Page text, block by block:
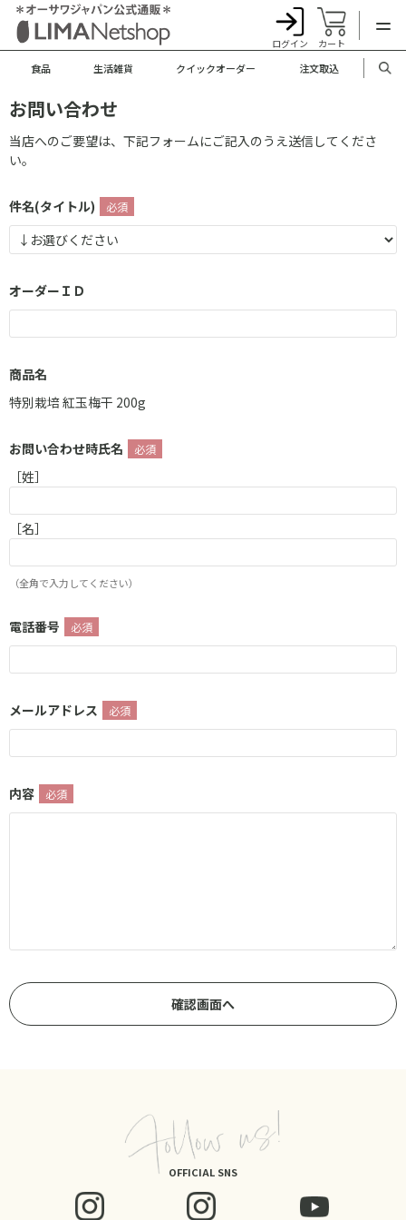
ログイン カート
食品 生活雑貨 クイックオーダー 注文取込
お問い合わせ
当店へのご要望は、下記フォームにご記入のうえ送信してくださ
い。
件名(タイトル)
オーダーＩＤ
商品名
特別栽培 紅玉梅干 200g
お問い合わせ時氏名
［姓］
［名］
（全角で入力してください）
電話番号
メールアドレス
内容
OFFICIAL SNS